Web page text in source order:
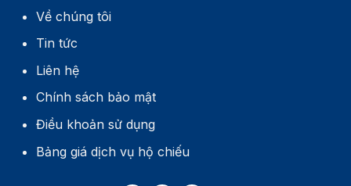
Về chúng tôi
Tin tức
Liên hệ
Chính sách bảo mật
Điều khoản sử dụng
Bảng giá dịch vụ hộ chiếu